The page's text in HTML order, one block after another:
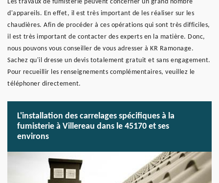
Les travaux de fumisterie peuvent concerner un grand nombre
d'appareils. En effet, il est très important de les réaliser sur les
chaudières. Afin de procéder à ces opérations qui sont très difficiles,
il est très important de contacter des experts en la matière. Donc,
nous pouvons vous conseiller de vous adresser à KR Ramonage.
Sachez qu'il dresse un devis totalement gratuit et sans engagement.
Pour recueillir les renseignements complémentaires, veuillez le
téléphoner directement.
L'installation des carrelages spécifiques à la
fumisterie à Villereau dans le 45170 et ses
environs